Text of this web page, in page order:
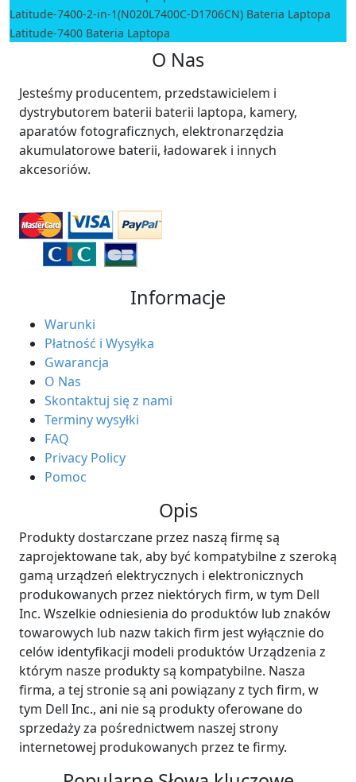
Latitude-7400-2-in-1(N020L7400C-D1706CN) Bateria Laptopa
Latitude-7400 Bateria Laptopa
O Nas
Jesteśmy producentem, przedstawicielem i
dystrybutorem baterii baterii laptopa, kamery,
aparatów fotograficznych, elektronarzędzia
akumulatorowe baterii, ładowarek i innych
akcesoriów.
Informacje
Warunki
Płatność i Wysyłka
Gwarancja
O Nas
Skontaktuj się z nami
Terminy wysyłki
FAQ
Privacy Policy
Pomoc
Opis
Produkty dostarczane przez naszą firmę są
zaprojektowane tak, aby być kompatybilne z szeroką
gamą urządzeń elektrycznych i elektronicznych
produkowanych przez niektórych firm, w tym Dell
Inc. Wszelkie odniesienia do produktów lub znaków
towarowych lub nazw takich firm jest wyłącznie do
celów identyfikacji modeli produktów Urządzenia z
którym nasze produkty są kompatybilne. Nasza
firma, a tej stronie są ani powiązany z tych firm, w
tym Dell Inc., ani nie są produkty oferowane do
sprzedaży za pośrednictwem naszej strony
internetowej produkowanych przez te firmy.